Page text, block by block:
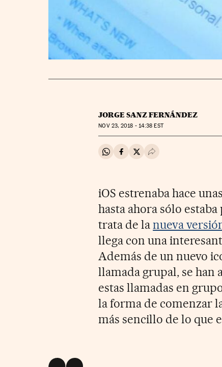
JORGE SANZ FERNÁNDEZ
NOV23, 2018 - 14:38 EST
Compartir en Whatsapp
Compartir en Facebook
Compartir en Twitter
Desplegar Redes
iOS estrenaba hace
hasta ahora sólo
trata de lanueva
llega con una
Además de un nuevo
llamada grupal, se han
estas llamadas en
la forma de comenzar
más sencillo de lo que